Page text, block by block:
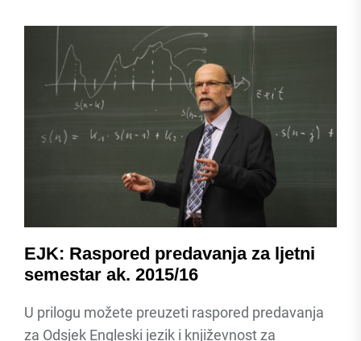
EJK: Raspored predavanja za ljetni
semestar ak. 2015/16
U prilogu možete preuzeti raspored predavanja
za Odsjek Engleski jezik i književnost za